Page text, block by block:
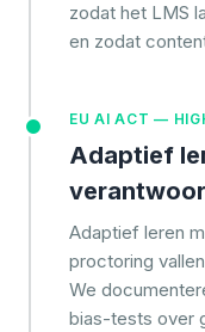
zodat het LMS
en zodat
EU AI ACT —
Adaptief
Adaptief leren
proctoring
We
bias-tests over